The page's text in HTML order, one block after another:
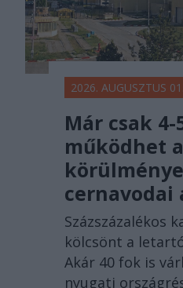
2026. AUGUSZTUS
Már csak
működhet
cernavodai
Százszázalékos
kölcsönt a
Akár 40 fok is
nyugati